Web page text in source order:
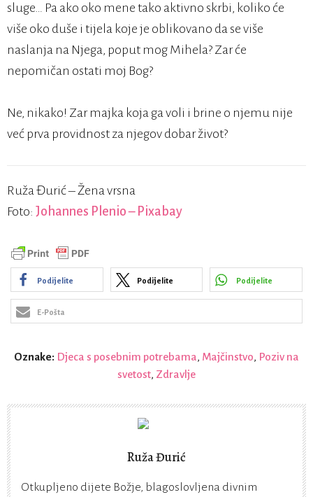
sluge… Pa ako oko mene tako aktivno skrbi, koliko će
više oko duše i tijela koje je oblikovano da se više
naslanja na Njega, poput mog Mihela? Zar će
nepomičan ostati moj Bog?
Ne, nikako! Zar majka koja ga voli i brine o njemu nije
već prva providnost za njegov dobar život?
Ruža Đurić – Žena vrsna
Foto: Johannes Plenio – Pixabay
Podijelite Podijelite Podijelite
E-Pošta
Oznake: Djeca s posebnim potrebama, Majčinstvo, Poziv na
svetost, Zdravlje
Ruža Đurić
Otkupljeno dijete Božje, blagoslovljena divnim